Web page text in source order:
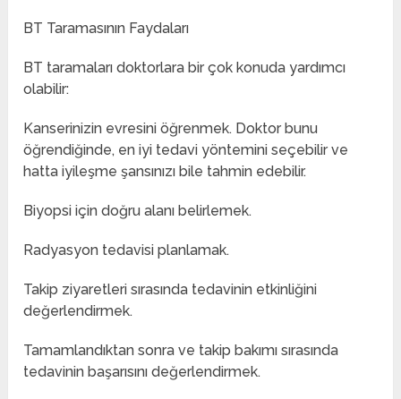
BT Taramasının Faydaları
BT taramaları doktorlara bir çok konuda yardımcı
olabilir:
Kanserinizin evresini öğrenmek. Doktor bunu
öğrendiğinde, en iyi tedavi yöntemini seçebilir ve
hatta iyileşme şansınızı bile tahmin edebilir.
Biyopsi için doğru alanı belirlemek.
Radyasyon tedavisi planlamak.
Takip ziyaretleri sırasında tedavinin etkinliğini
değerlendirmek.
Tamamlandıktan sonra ve takip bakımı sırasında
tedavinin başarısını değerlendirmek.